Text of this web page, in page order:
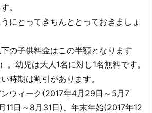
。
にとってきちんととっておきましょ
の子供料金はこの半額となります
。幼児は大人1名に対し1名無料です。
時期は割引があります。
ウィーク(2017年4月29日～5月7
11日～8月31日)、年末年始(2017年12